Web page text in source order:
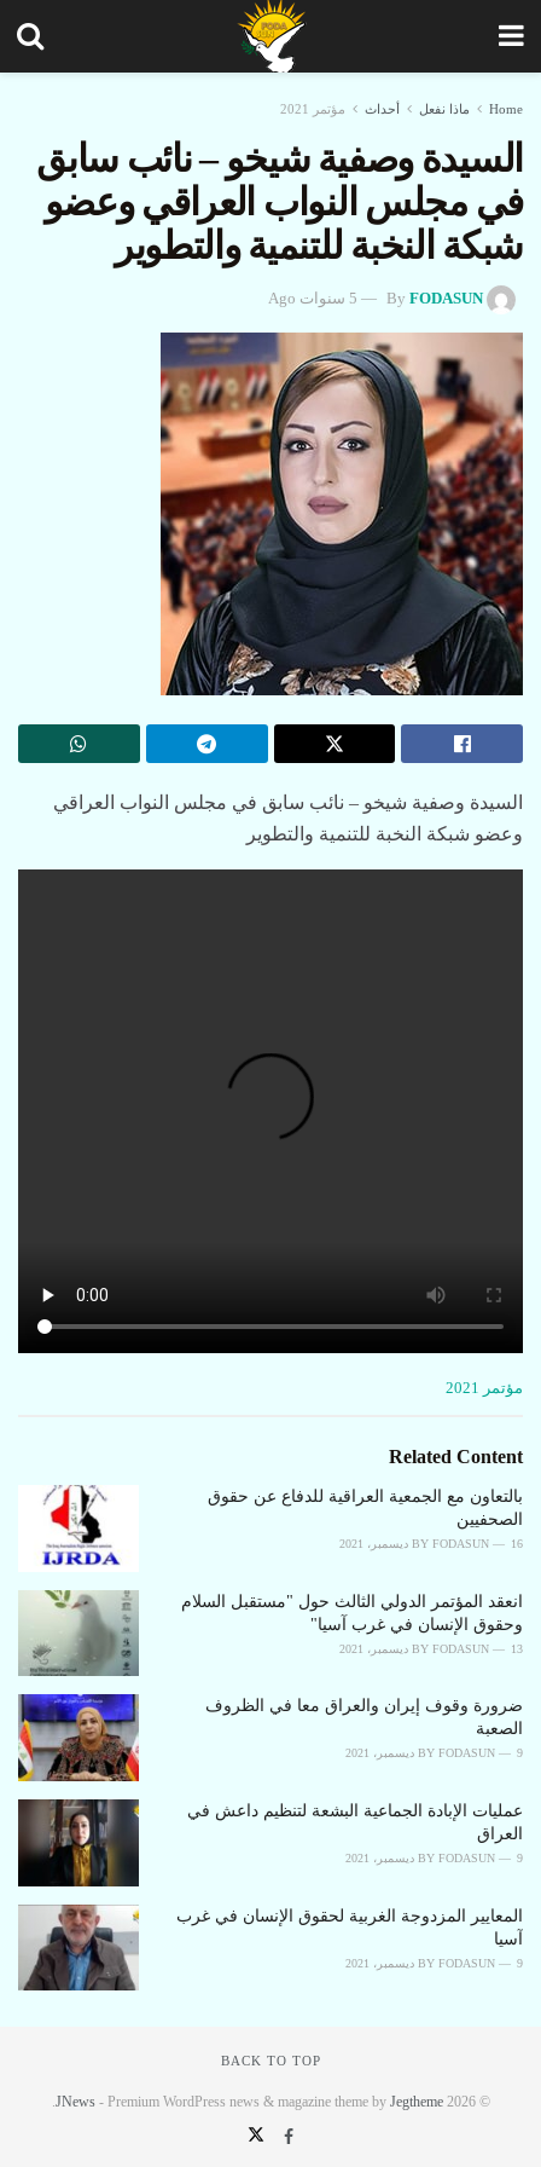
Home ماذا نفعل أحداث مؤتمر 2021
السیدة وصفیة شیخو – نائب سابق
في مجلس النواب العراقي وعضو
شبکة النخبة للتنمیة والتطوير
By FODASUN 5 سنوات Ago
السیدة وصفیة شیخو – نائب سابق في مجلس النواب العراقي
وعضو شبکة النخبة للتنمیة والتطوير
C
e
o
r
i
:
مؤتمر 2021
Related Content
بالتعاون مع الجمعية العراقية للدفاع عن حقوق
الصحفیین
BY FODASUN 16 ديسمبر، 2021
انعقد المؤتمر الدولي الثالث حول "مستقبل السلام
وحقوق الإنسان في غرب آسيا"
BY FODASUN 13 ديسمبر، 2021
ضرورة وقوف إيران والعراق معا في الظروف
الصعبة
BY FODASUN 9 ديسمبر، 2021
عملیات الإبادة الجماعية البشعة لتنظیم داعش في
العراق
BY FODASUN 9 ديسمبر، 2021
المعايير المزدوجة الغربية لحقوق الإنسان في غرب
آسيا
BY FODASUN 9 ديسمبر، 2021
BACK TO TOP
© 2026
JNews- Premium WordPress news & magazine theme by Jegtheme
.